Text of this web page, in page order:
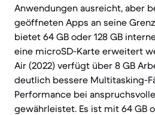
Anwendungen ausreicht, aber
geöffneten Apps an seine
bietet 64 GB oder 128 GB
eine microSD-Karte erweitert
Air (2022) verfügt über 8 GB
deutlich bessere Multitasking-
Performance bei
gewährleistet. Es ist mit 64 GB